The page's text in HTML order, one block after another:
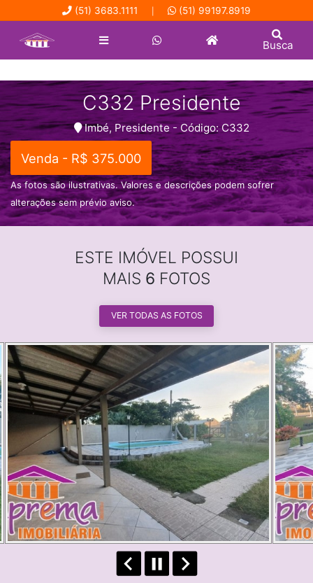
(51) 3683.1111 (51) 99197.8919
Busca
C332 Presidente
Imbé, Presidente - Código: C332
Venda - R$ 375.000
As fotos são ilustrativas. Valores e descrições podem sofrer
alterações sem prévio aviso.
ESTE IMÓVEL POSSUI
MAIS 6 FOTOS
VER TODAS AS FOTOS